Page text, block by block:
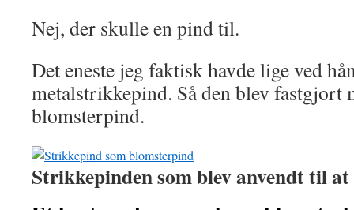
Nej, der skulle en pind til.
Det eneste jeg faktisk havde lige ved
metalstrikkepind. Så den blev fastgjort
blomsterpind.
Strikkepinden som blev anvendt til